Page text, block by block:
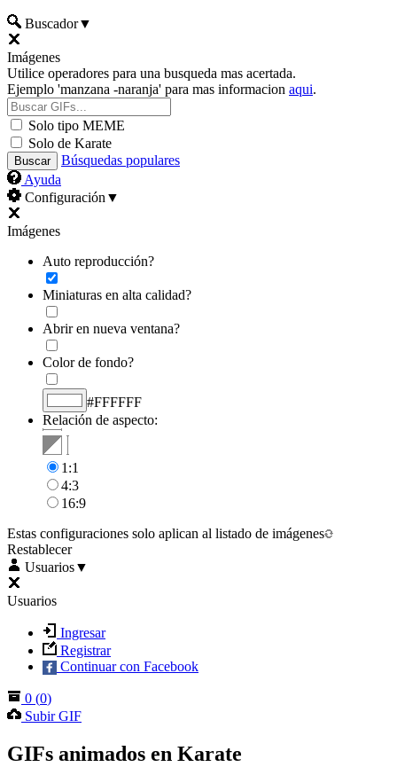
Buscador▼
Imágenes
Utilice operadores para una busqueda mas acertada.
Ejemplo 'manzana -naranja' para mas informacion aqui.
Solo tipo MEME
Solo de Karate
Búsquedas populares
Ayuda
Configuración ▼
Imágenes
Auto reproducción?
Miniaturas en alta calidad?
Abrir en nueva ventana?
Color de fondo?
#FFFFFF
Relación de aspecto:
1:1
4:3
16:9
Estas configuraciones solo aplican al listado de imágenes
Restablecer
Usuarios▼
Usuarios
Ingresar
Registrar
Continuar con Facebook
0 (0)
Subir GIF
GIFs animados en Karate